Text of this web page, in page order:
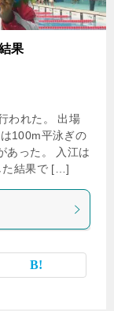
果
われた。 出場
100m平泳ぎの
あった。 入江は
た結果で […]